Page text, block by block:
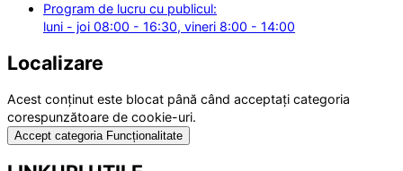
Program de lucru cu publicul:
luni - joi 08:00 - 16:30, vineri 8:00 - 14:00
Localizare
Acest conținut este blocat până când acceptați categoria
corespunzătoare de cookie-uri.
Accept categoria Funcționalitate